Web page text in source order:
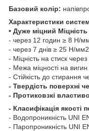
Базовий колір:
Характеристики
• Дуже міцний
- через 12 годин ≥ 8 Н/
- через 7 днів ≥ 25 Н/мм2
- Міцність на стиск
- Межа міцності на
- Стійкість до стирання
- Твердість поверхні
- Протиковзкі
- Класифікація якості
- Водопроникність UNI
- Паропроникність UNI